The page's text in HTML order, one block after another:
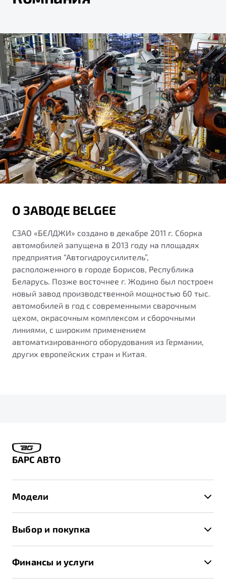
О ЗАВОДЕ BELGEE
СЗАО «БЕЛДЖИ» создано в декабре 2011 г. Сборка
автомобилей запущена в 2013 году на площадях
предприятия “Автогидроусилитель”,
расположенного в городе Борисов, Республика
Беларусь. Позже восточнее г. Жодино был построен
новый завод производственной мощностью 60 тыс.
автомобилей в год с современными сварочным
цехом, окрасочным комплексом и сборочными
линиями, с широким применением
автоматизированного оборудования из Германии,
других европейских стран и Китая.
БАРС АВТО
Модели
X70
Выбор и покупка
Спецпредложения и Акции
Финансы и услуги